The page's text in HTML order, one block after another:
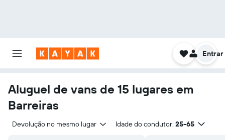
Entrar
Aluguel de vans de 15 lugares em
Barreiras
Devolução no mesmo lugar Idade do condutor: 25-65